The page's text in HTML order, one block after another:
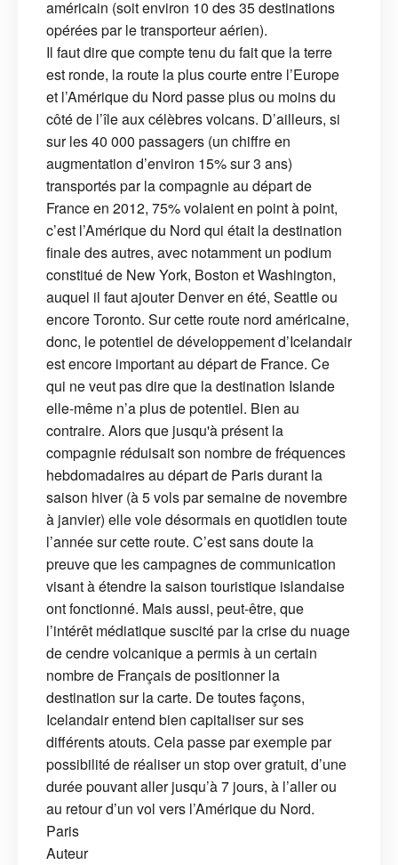
américain (soit environ 10 des 35 destinations
opérées par le transporteur aérien).
Il faut dire que compte tenu du fait que la terre
est ronde, la route la plus courte entre l’Europe
et l’Amérique du Nord passe plus ou moins du
côté de l’île aux célèbres volcans. D’ailleurs, si
sur les 40 000 passagers (un chiffre en
augmentation d’environ 15% sur 3 ans)
transportés par la compagnie au départ de
France en 2012, 75% volaient en point à point,
c’est l’Amérique du Nord qui était la destination
finale des autres, avec notamment un podium
constitué de New York, Boston et Washington,
auquel il faut ajouter Denver en été, Seattle ou
encore Toronto. Sur cette route nord américaine,
donc, le potentiel de développement d’Icelandair
est encore important au départ de France. Ce
qui ne veut pas dire que la destination Islande
elle-même n’a plus de potentiel. Bien au
contraire. Alors que jusqu'à présent la
compagnie réduisait son nombre de fréquences
hebdomadaires au départ de Paris durant la
saison hiver (à 5 vols par semaine de novembre
à janvier) elle vole désormais en quotidien toute
l’année sur cette route. C’est sans doute la
preuve que les campagnes de communication
visant à étendre la saison touristique islandaise
ont fonctionné. Mais aussi, peut-être, que
l’intérêt médiatique suscité par la crise du nuage
de cendre volcanique a permis à un certain
nombre de Français de positionner la
destination sur la carte. De toutes façons,
Icelandair entend bien capitaliser sur ses
différents atouts. Cela passe par exemple par
possibilité de réaliser un stop over gratuit, d’une
durée pouvant aller jusqu’à 7 jours, à l’aller ou
au retour d’un vol vers l’Amérique du Nord.
Paris
Auteur